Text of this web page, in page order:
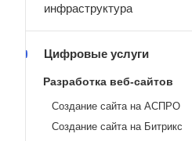
инфраструктура
Цифровые услуги
Разработка веб-сайтов
Создание сайта на АСПРО
Создание сайта на Битрикс